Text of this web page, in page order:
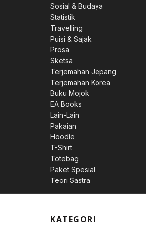
Sosial & Budaya
Statistik
Travelling
Puisi & Sajak
Prosa
Sketsa
Terjemahan Jepang
Terjemahan Korea
Buku Mojok
EA Books
Lain-Lain
Pakaian
Hoodie
T-Shirt
Totebag
Paket Spesial
Teori Sastra
KATEGORI